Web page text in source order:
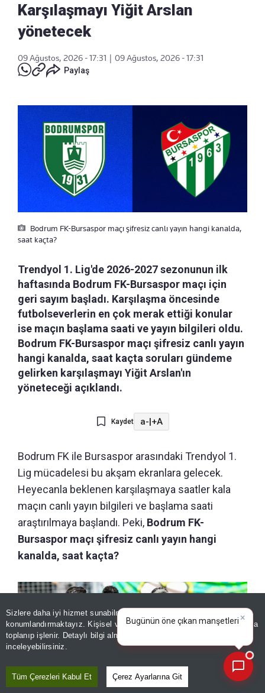
Sizlere daha iyi hizmet sunabilmek adına sitemizde
konumlandırmaktayız. Kişisel verileriniz, KVKK ve GDPR kapsamında
toplanıp işlenir. Detaylı bilgi almak için
inceleyebilirsiniz.
Tüm Çerezleri Kabul Et Çerez Ayarlarına Git
Karşılaşmayı Yiğit Arslan
yönetecek
09 Ağustos, 2026 - 17:31
09 Ağustos, 2026 - 17:31
Paylaş
Bodrum FK-Bursaspor maçı şifresiz canlı yayın hangi kanalda,
saat kaçta?
Trendyol 1. Lig'de 2026-2027 sezonunun ilk
haftasında Bodrum FK-Bursaspor maçı için
geri sayım başladı. Karşılaşma öncesinde
futbolseverlerin en çok merak ettiği konular
ise maçın başlama saati ve yayın bilgileri oldu.
Bodrum FK-Bursaspor maçı şifresiz canlı yayın
hangi kanalda, saat kaçta soruları gündeme
gelirken karşılaşmayı Yiğit Arslan'ın
yöneteceği açıklandı.
Kaydet a-|+A
Bodrum FK ile Bursaspor arasındaki Trendyol 1.
Lig mücadelesi bu akşam ekranlara gelecek.
Heyecanla beklenen karşılaşmaya saatler kala
maçın canlı yayın bilgileri ve başlama saati
araştırılmaya başlandı. Peki, Bodrum FK-
Bursaspor maçı şifresiz canlı yayın hangi
kanalda, saat kaçta?
×
Bugünün öne çıkan manşetleri